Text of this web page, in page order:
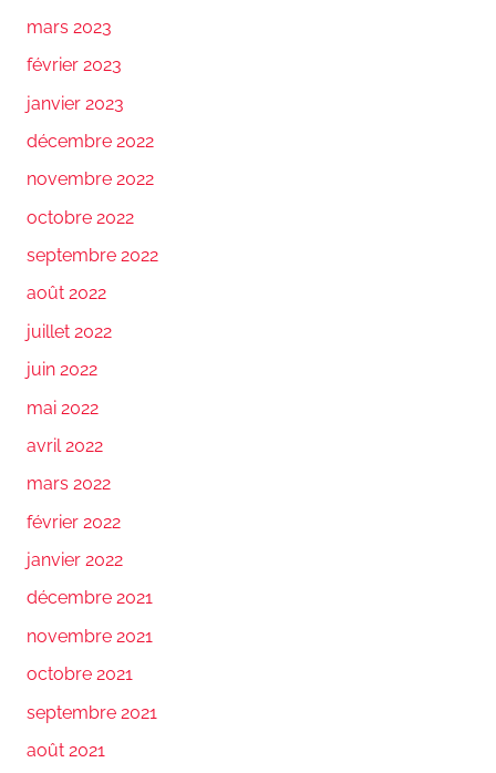
mars 2023
février 2023
janvier 2023
décembre 2022
novembre 2022
octobre 2022
septembre 2022
août 2022
juillet 2022
juin 2022
mai 2022
avril 2022
mars 2022
février 2022
janvier 2022
décembre 2021
novembre 2021
octobre 2021
septembre 2021
août 2021